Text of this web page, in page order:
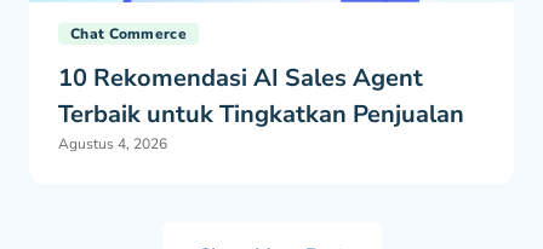
Chat Commerce
10 Rekomendasi AI Sales Agent
Terbaik untuk Tingkatkan Penjualan
Agustus 4, 2026